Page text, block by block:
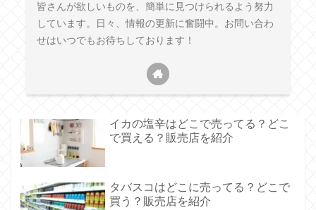
皆さんが欲しいものを、簡単に見つけられるよう努力
しています。日々、情報の更新に奮闘中。お問い合わ
せはいつでもお待ちしております！
イカの塩辛はどこで売ってる？どこ
で買える？販売店を紹介
タバスコはどこに売ってる？どこで
買う？販売店を紹介